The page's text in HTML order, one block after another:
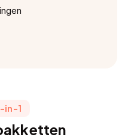
in-1